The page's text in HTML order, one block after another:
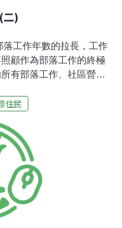
二)
顧作為部落工作的終極
有部落工作、社區營造
。但是部落賺錢之後
的工作主要著重在照
兒照顧。這四年來，因
有了能量、因為照顧讓
作中，由原住民族委員
讓我們更是確定這不是
小的成果。（一）原住
長安心就業 96年11月
住民